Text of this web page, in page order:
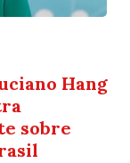
Hang
sobre